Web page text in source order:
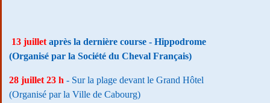
13 juillet après la dernière course - Hippodrome
(Organisé par la Société du Cheval Français)
28 juillet 23 h - Sur la plage devant le Grand Hôtel
(Organisé par la Ville de Cabourg)